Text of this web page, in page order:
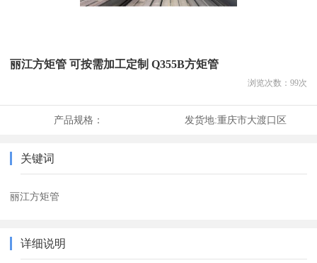
丽江方矩管 可按需加工定制 Q355B方矩管
浏览次数： 99次
产品规格： 发货地:重庆市大渡口区
关键词
丽江方矩管
详细说明